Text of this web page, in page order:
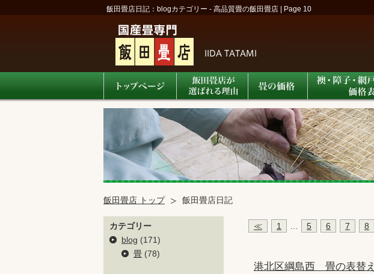
飯田畳店日記：blogカテゴリー - 高品質畳の飯田畳店 | Page 10
飯田畳店 トップ 飯田畳店日記
≪ 1 5 6 7 8
港北区綱島西 畳の表替え
カテゴリー
blog (171)
畳 (78)